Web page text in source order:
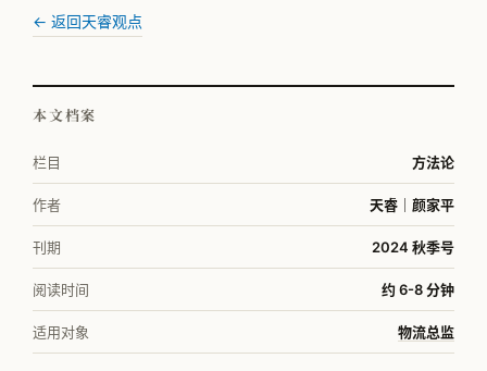
← 返回天睿观点
本文档案
栏目 方法论
作者 天睿｜颜家平
刊期 2024 秋季号
阅读时间 约 6-8 分钟
适用对象 物流总监